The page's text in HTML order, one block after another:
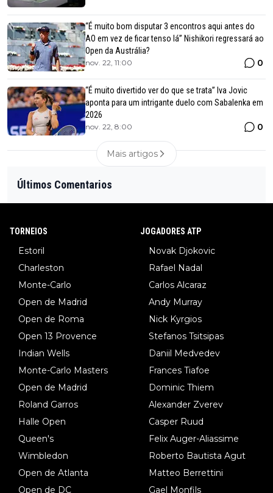
“É muito bom disputar 3 encontros aqui antes do
AO em vez de ficar tenso lá” Nishikori regressará ao
Open da Austrália?
nov. 22, 11:00 0
“É muito divertido ver do que se trata” Iva Jovic
aponta para um intrigante duelo com Sabalenka em
2026
nov. 22, 8:00 0
Mais artigos
Últimos Comentarios
TORNEIOS
Estoril
Charleston
Monte-Carlo
Open de Madrid
Open de Roma
Open 13 Provence
Indian Wells
Monte-Carlo Masters
Open de Madrid
Roland Garros
Halle Open
Queen's
Wimbledon
Open de Atlanta
Open de DC
JOGADORES ATP
Novak Djokovic
Rafael Nadal
Carlos Alcaraz
Andy Murray
Nick Kyrgios
Stefanos Tsitsipas
Daniil Medvedev
Frances Tiafoe
Dominic Thiem
Alexander Zverev
Casper Ruud
Felix Auger-Aliassime
Roberto Bautista Agut
Matteo Berrettini
Gael Monfils